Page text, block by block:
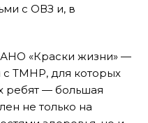
с ОВЗ и, в
АНО «Краски жизни» —
ТМНР, для которых
ребят — большая
не только на